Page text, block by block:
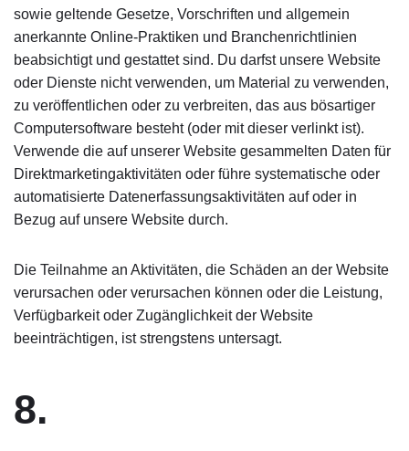
sowie geltende Gesetze, Vorschriften und allgemein
anerkannte Online-Praktiken und Branchenrichtlinien
beabsichtigt und gestattet sind. Du darfst unsere Website
oder Dienste nicht verwenden, um Material zu verwenden,
zu veröffentlichen oder zu verbreiten, das aus bösartiger
Computersoftware besteht (oder mit dieser verlinkt ist).
Verwende die auf unserer Website gesammelten Daten für
Direktmarketingaktivitäten oder führe systematische oder
automatisierte Datenerfassungsaktivitäten auf oder in
Bezug auf unsere Website durch.
Die Teilnahme an Aktivitäten, die Schäden an der Website
verursachen oder verursachen können oder die Leistung,
Verfügbarkeit oder Zugänglichkeit der Website
beeinträchtigen, ist strengstens untersagt.
8.